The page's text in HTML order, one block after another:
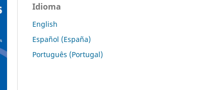
Idioma
English
Español (España)
Português (Portugal)